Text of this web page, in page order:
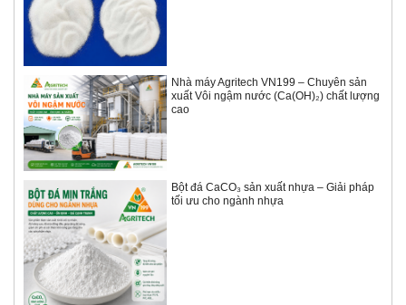
Nhà máy Agritech VN199 – Chuyên sản
xuất Vôi ngậm nước (Ca(OH)₂) chất lượng
cao
Bột đá CaCO₃ sản xuất nhựa – Giải pháp
tối ưu cho ngành nhựa